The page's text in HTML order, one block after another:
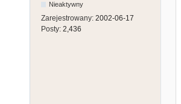
Nieaktywny
Zarejestrowany: 2002-06-17
Posty: 2,436